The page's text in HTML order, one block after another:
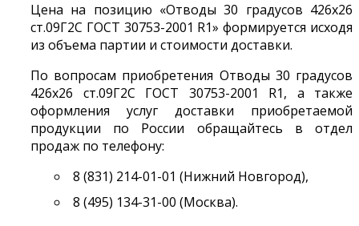
Цена на позицию «Отводы 30 градусов 426х26
ст.09Г2С ГОСТ 30753-2001 R1» формируется исходя
из объема партии и стоимости доставки.
По вопросам приобретения Отводы 30 градусов
426х26 ст.09Г2С ГОСТ 30753-2001 R1, а также
оформления услуг доставки приобретаемой
продукции по России обращайтесь в отдел
продаж по телефону:
8 (831) 214-01-01 (Нижний Новгород),
8 (495) 134-31-00 (Москва).